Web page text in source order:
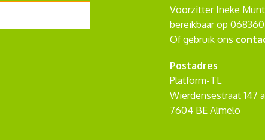
Voorzitter Ineke
bereikbaar op
Of gebruik ons
Postadres
Platform-TL
Wierdensestraat 147 a
7604 BE Almelo